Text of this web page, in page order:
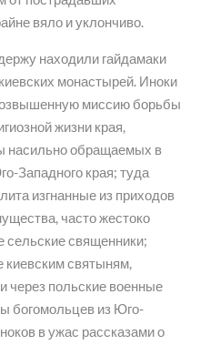
вяло и уклончиво.
находили гайдамаки
монастырей. Иноки
миссию борьбы
жизни края,
насильно обращаемых в
Западного края; туда
изгнанные из приходов
часто жестоко
сельские священники;
киевским святыням,
через польские военные
богомольцев из Юго-
в ужас рассказами о